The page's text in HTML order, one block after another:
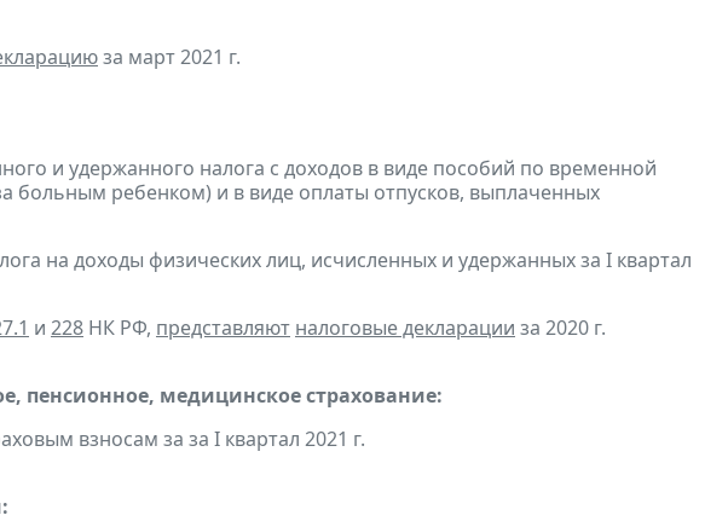
за март 2021 г.
и удержанного налога с доходов в виде пособий по временной
больным ребенком) и в виде оплаты отпусков, выплаченных
на доходы физических лиц, исчисленных и удержанных за I квартал
и 228 НК РФ, представляют налоговые декларации за 2020 г.
пенсионное, медицинское страхование:
взносам за за I квартал 2021 г.